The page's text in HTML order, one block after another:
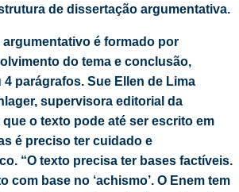
de dissertação argumentativa.
é formado por
do tema e conclusão,
4 parágrafos. Sue Ellen de Lima
supervisora editorial da
o texto pode até ser escrito em
é preciso ter cuidado e
“O texto precisa ter bases factíveis.
com base no ‘achismo’. O Enem tem